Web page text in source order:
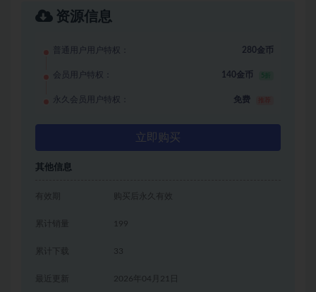
资源信息
普通用户用户特权： 280金币
会员用户特权： 140金币 5折
永久会员用户特权： 免费
立即购买
其他信息
有效期 购买后永久有效
累计销量 199
累计下载 33
2026年04月21日